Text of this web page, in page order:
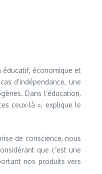
éducatif, économique et
d’indépendance, une
Dans l’éducation,
ceux-là », explique le
de conscience, nous
que c’est une
nos produits vers